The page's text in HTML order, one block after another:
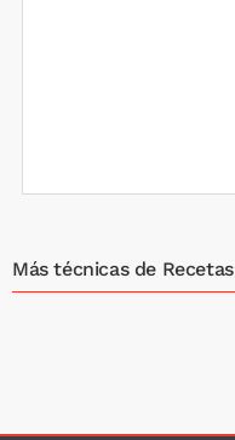
Más técnicas de Recetas